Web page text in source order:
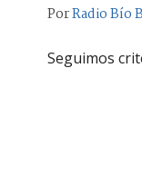
PorRadio Bío
Seguimos